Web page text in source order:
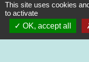
À
This site uses cookies
to activate
OK, accept all